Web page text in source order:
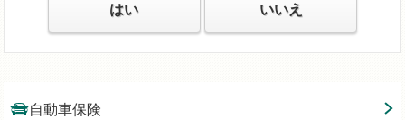
はい いいえ
自動車保険